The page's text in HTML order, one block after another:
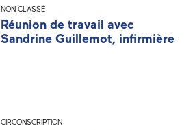
NON CLASSÉ
Réunion de travail avec
Sandrine Guillemot, infirmière
CIRCONSCRIPTION